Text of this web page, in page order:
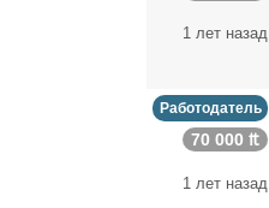
1 лет назад
Работодатель
70 000 ₶
1 лет назад